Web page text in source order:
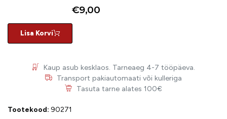
€9,00
Lisa Korvi
Kaup asub kesklaos. Tarneaeg 4-7 tööpäeva.
Transport pakiautomaati või kulleriga
Tasuta tarne alates 100€
Tootekood: 90271